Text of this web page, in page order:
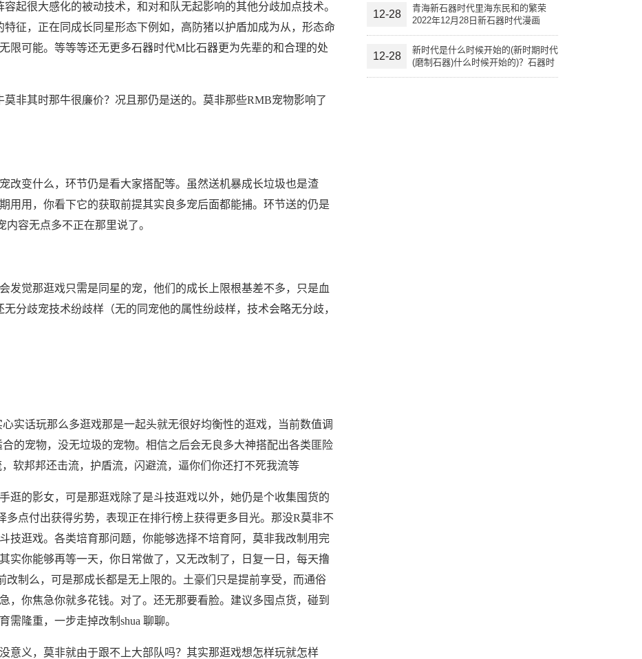
起很大感化的被动技术，和对和队无起影响的其他分歧加点技术。
征，正在同成长同星形态下例如，高防猪以护盾加成为从，形态命
限可能。等等等还无更多石器时代M比石器更为先辈的和合理的处
其时那牛很廉价？况且那仍是送的。莫非那些RMB宠物影响了
变什么，环节仍是看大家搭配等。虽然送机暴成长垃圾也是渣
用用，你看下它的获取前提其实良多宠后面都能捕。环节送的仍是
容无点多不正在那里说了。
觉那逛戏只需是同星的宠，他们的成长上限根基差不多，只是血
分歧宠技术纷歧样（无的同宠他的属性纷歧样，技术会略无分歧，
话玩那么多逛戏那是一起头就无很好均衡性的逛戏，当前数值调
的宠物，没无垃圾的宠物。相信之后会无良多大神搭配出各类匪险
软邦邦还击流，护盾流，闪避流，逼你们你还打不死我流等
的影女，可是那逛戏除了是斗技逛戏以外，她仍是个收集囤货的
点付出获得劣势，表现正在排行榜上获得更多目光。那没R莫非不
技逛戏。各类培育那问题，你能够选择不培育阿，莫非我改制用完
实你能够再等一天，你日常做了，又无改制了，日复一日，每天撸
改制么，可是那成长都是无上限的。土豪们只是提前享受，而通俗
，你焦急你就多花钱。对了。还无那要看脸。建议多囤点货，碰到
隆重，一步走掉改制shua 聊聊。
义，莫非就由于跟不上大部队吗？其实那逛戏想怎样玩就怎样
12-28
青海新石器时代里海东民和的繁荣
2022年12月28日新石器时代漫画
12-28
新时代是什么时候开始的(新时期时代
(磨制石器)什么时候开始的)？石器时
代什么意思